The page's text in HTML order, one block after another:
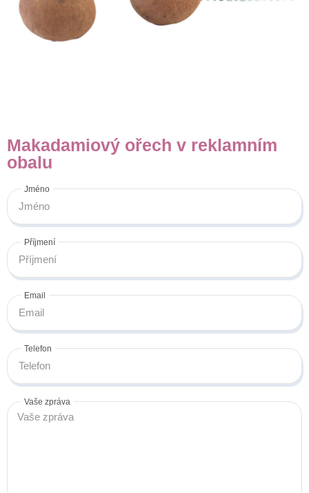
Makadamiový ořech v reklamním
obalu
Jméno
Příjmení
Email
Telefon
Vaše zpráva